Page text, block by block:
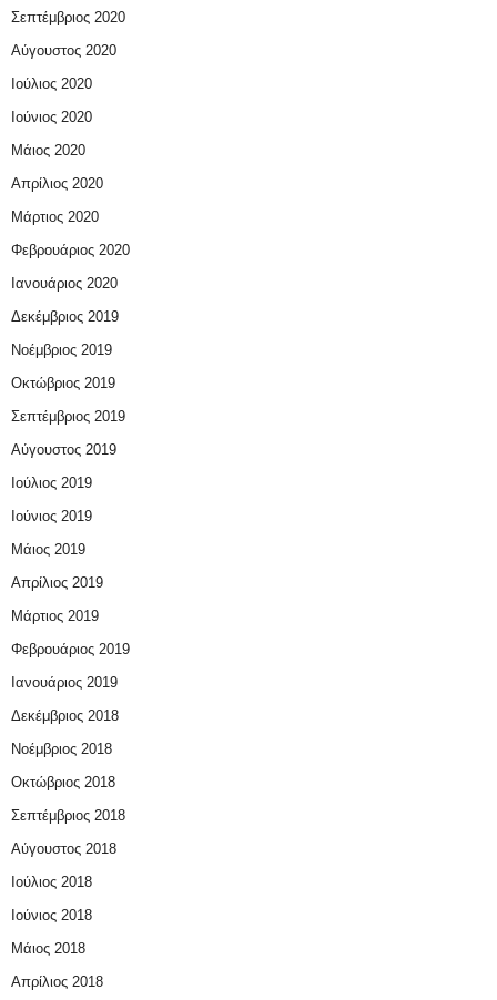
Σεπτέμβριος 2020
Αύγουστος 2020
Ιούλιος 2020
Ιούνιος 2020
Μάιος 2020
Απρίλιος 2020
Μάρτιος 2020
Φεβρουάριος 2020
Ιανουάριος 2020
Δεκέμβριος 2019
Νοέμβριος 2019
Οκτώβριος 2019
Σεπτέμβριος 2019
Αύγουστος 2019
Ιούλιος 2019
Ιούνιος 2019
Μάιος 2019
Απρίλιος 2019
Μάρτιος 2019
Φεβρουάριος 2019
Ιανουάριος 2019
Δεκέμβριος 2018
Νοέμβριος 2018
Οκτώβριος 2018
Σεπτέμβριος 2018
Αύγουστος 2018
Ιούλιος 2018
Ιούνιος 2018
Μάιος 2018
Απρίλιος 2018